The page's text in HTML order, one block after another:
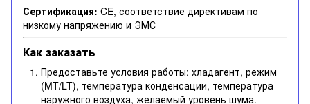
Сертификация: CE, соответствие директивам по
низкому напряжению и ЭМС
Как заказать
Предоставьте условия работы: хладагент, режим
(MT/LT), температура конденсации, температура
наружного воздуха, желаемый уровень шума.